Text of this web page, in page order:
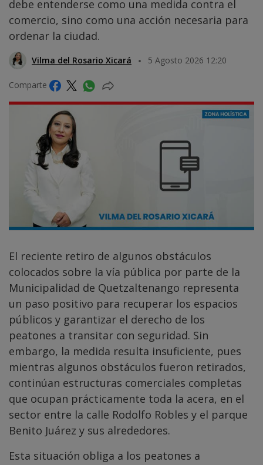
debe entenderse como una medida contra el
comercio, sino como una acción necesaria para
ordenar la ciudad.
Vilma del Rosario Xicará 5 Agosto 2026 12:20
Comparte
El reciente retiro de algunos obstáculos
colocados sobre la vía pública por parte de la
Municipalidad de Quetzaltenango representa
un paso positivo para recuperar los espacios
públicos y garantizar el derecho de los
peatones a transitar con seguridad. Sin
embargo, la medida resulta insuficiente, pues
mientras algunos obstáculos fueron retirados,
continúan estructuras comerciales completas
que ocupan prácticamente toda la acera, en el
sector entre la calle Rodolfo Robles y el parque
Benito Juárez y sus alrededores.
Esta situación obliga a los peatones a